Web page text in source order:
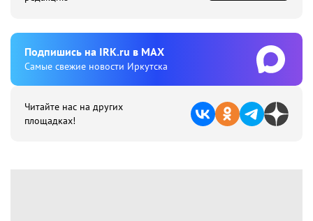
Подпишиcь на IRK.ru в MAX
Cамые свежие новости Иркутска
Читайте нас на других
площадках!